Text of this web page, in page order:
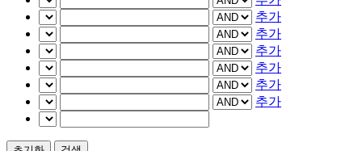
추가
추가
추가
추가
추가
추가